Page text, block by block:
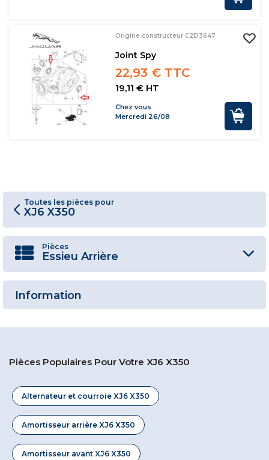
Origine constructeur C2D3647
Joint Spy
22,93 € TTC
19,11 € HT
Chez vous
Mercredi 26/08
Toutes les pièces pour
XJ6 X350
Pièces
Essieu Arrière
Information
Pièces Populaires Pour Votre XJ6 X350
Alternateur et courroie XJ6 X350
Amortisseur arrière XJ6 X350
Amortisseur avant XJ6 X350